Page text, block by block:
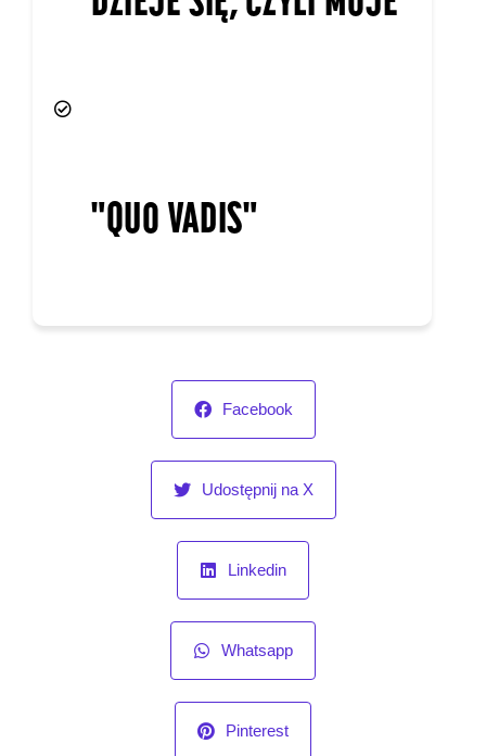
"QUO VADIS"
Facebook
Udostępnij na X
Linkedin
Whatsapp
Pinterest